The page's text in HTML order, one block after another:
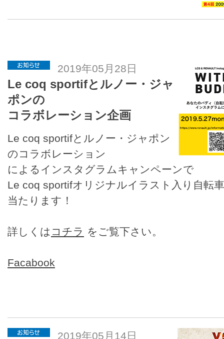
2019年05月28日
Le coq sportifとルノー・ジャ
ポンの
コラボレーション企画
Le coq sportifとルノー・ジャポン
のコラボレーション
によるインスタグラムキャンペーンで
Le coq sportifオリジナルイラスト入り自転
当たります！
詳しくは コチラ をご覧下さい。
Facabook
2019年05月14日